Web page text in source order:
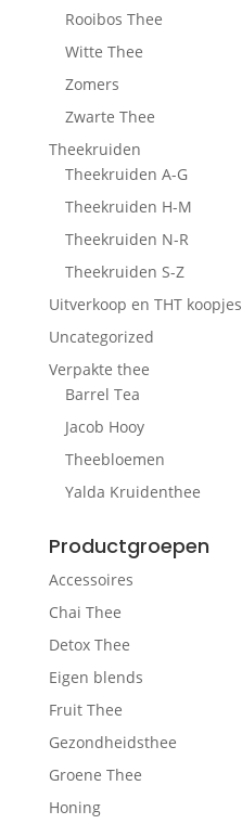
Rooibos Thee
Witte Thee
Zomers
Zwarte Thee
Theekruiden
Theekruiden A-G
Theekruiden H-M
Theekruiden N-R
Theekruiden S-Z
Uitverkoop en THT koopjes
Uncategorized
Verpakte thee
Barrel Tea
Jacob Hooy
Theebloemen
Yalda Kruidenthee
Productgroepen
Accessoires
Chai Thee
Detox Thee
Eigen blends
Fruit Thee
Gezondheidsthee
Groene Thee
Honing